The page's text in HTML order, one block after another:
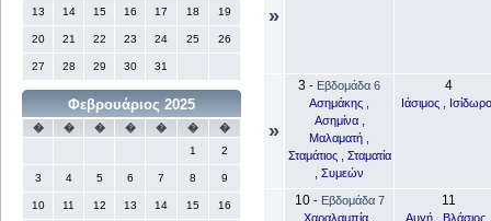
13 14 15 16 17 18 19
20 21 22 23 24 25 26
27 28 29 30 31
Φεβρουάριος 2025
� � � � � �
�
1
2
3 4 5 6 7 8 9
10 11 12 13 14 15 16
»
»
3 - Εβδομάδα 6
Ασημάκης ,
Ασημίνα ,
Μαλαματή ,
Σταμάτιος , Σταματία
, Συμεών
4
Ιάσιμος ,
10- Εβδομάδα 7
Χαραλαμπία ,
11
Αυγή , Βλάσιος ,